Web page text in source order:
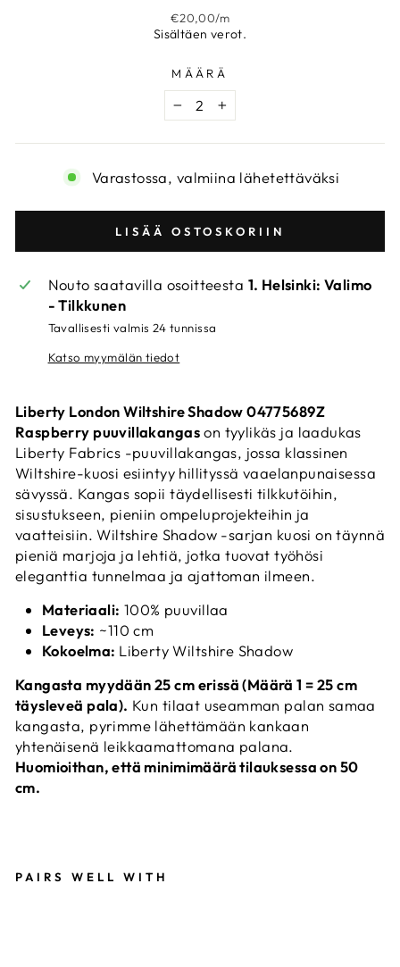
€20,00/m
Sisältäen verot.
MÄÄRÄ
− +
Varastossa, valmiina lähetettäväksi
LISÄÄ OSTOSKORIIN
Nouto saatavilla osoitteesta 1. Helsinki: Valimo
- Tilkkunen
Tavallisesti valmis 24 tunnissa
Katso myymälän tiedot
Liberty London Wiltshire Shadow 04775689Z
Raspberry puuvillakangason tyylikäs ja laadukas
Liberty Fabrics -puuvillakangas, jossa klassinen
Wiltshire-kuosi esiintyy hillityssä vaaelanpunaisessa
sävyssä. Kangas sopii täydellisesti tilkkutöihin,
sisustukseen, pieniin ompeluprojekteihin ja
vaatteisiin. Wiltshire Shadow -sarjan kuosi on täynnä
pieniä marjoja ja lehtiä, jotka tuovat työhösi
eleganttia tunnelmaa ja ajattoman ilmeen.
Materiaali: 100% puuvillaa
Leveys: ~110 cm
Kokoelma: Liberty Wiltshire Shadow
Kangasta myydään 25 cmerissä (Määrä 1 = 25 cm
täysleveä pala). Kun tilaat useamman palan samaa
kangasta, pyrimme lähettämään kankaan
yhtenäisenä leikkaamattomana palana.
Huomioithan, että minimimäärä tilauksessa on 50
cm.
PAIRS WELL WITH